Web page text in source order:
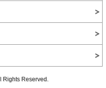
Rights Reserved.